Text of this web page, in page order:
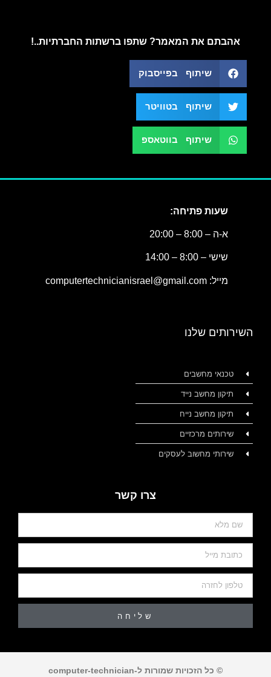
אהבתם את המאמר? שתפו ברשתות החברתיות..!
שיתוף בפייסבוק
שיתוף בטוויטר
שיתוף בווטאספ
שעות פתיחה:
א-ה – 8:00 – 20:00
שישי – 8:00 – 14:00
מייל: computertechnicianisrael@gmail.com
השירותים שלנו
טכנאי מחשבים
תיקון מחשב נייד
תיקון מחשב נייח
שירותים מרכזיים
שירותי מחשוב לעסקים
צרו קשר
שליחה
© כל הזכויות שמורות ל-computer-technician